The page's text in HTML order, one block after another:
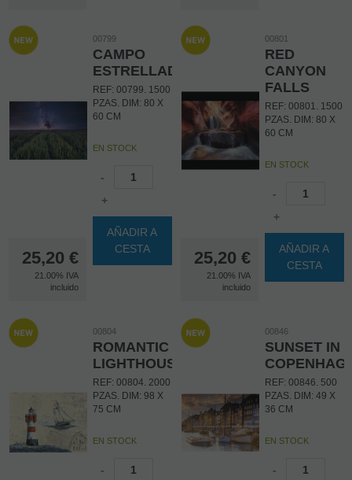
25,20 €
21.00% IVA
incluido
00799
CAMPO
ESTRELLADO
REF: 00799. 1500
PZAS. DIM: 80 X
60 CM
EN STOCK
-
+
AÑADIR A
CESTA
25,20 €
21.00% IVA
incluido
00801
RED
CANYON
FALLS
REF: 00801. 1500
PZAS. DIM: 80 X
60 CM
EN STOCK
-
+
AÑADIR A
CESTA
00804
ROMANTIC
LIGHTHOUSE
REF: 00804. 2000
PZAS. DIM: 98 X
75 CM
EN STOCK
-
00846
SUNSET IN
REF: 00846. 500
PZAS. DIM: 49 X
36 CM
EN STOCK
-